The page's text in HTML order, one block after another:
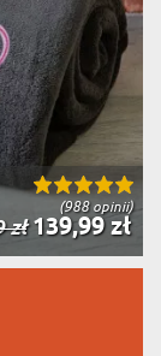
(988 opinii)
zł139,99 zł